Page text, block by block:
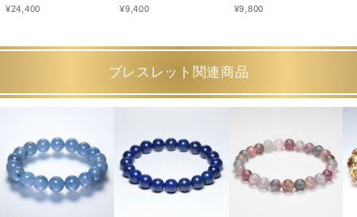
¥24,400 ¥9,400 ¥9,800
ブレスレット関連商品